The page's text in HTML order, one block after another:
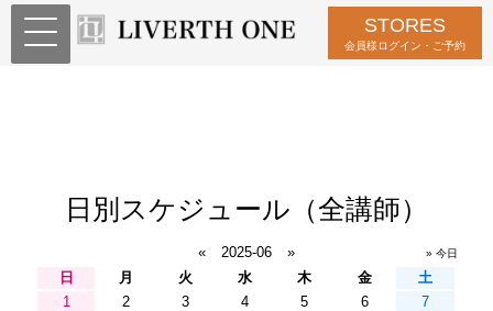
STORES
会員様ログイン・ご予約
日別スケジュール（全講師）
« 2025-06 » » 今日
日 月 火 水 木 金
土
1
2 3 4 5 6
7